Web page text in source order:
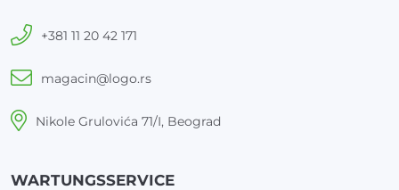
+381 11 20 42 171
magacin@logo.rs
Nikole Grulovića 71/I, Beograd
WARTUNGSSERVICE